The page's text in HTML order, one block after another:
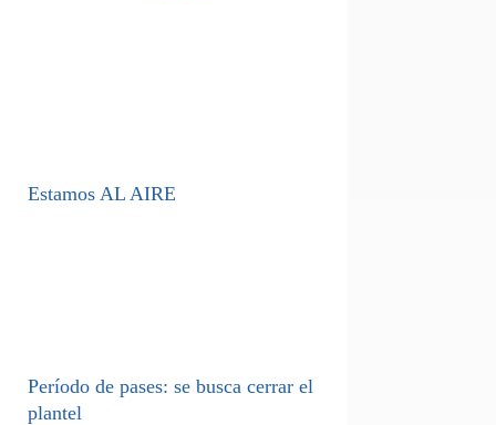
Estamos AL AIRE
Período de pases: se busca cerrar el
plantel